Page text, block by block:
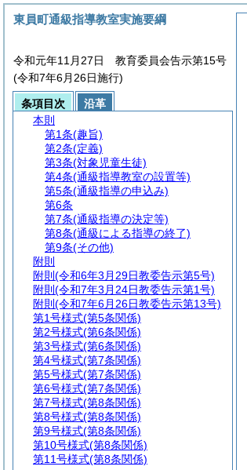
東員町通級指導教室実施要綱
令和元年11月27日 教育委員会告示第15号
(令和7年6月26日施行)
条項目次
沿革
本則
第1条(趣旨)
第2条(定義)
第3条(対象児童生徒)
第4条(通級指導教室の設置等)
第5条(通級指導の申込み)
第6条
第7条(通級指導の決定等)
第8条(通級による指導の終了)
第9条(その他)
附則
附則 (令和6年3月29日教委告示第5号)
附則 (令和7年3月24日教委告示第1号)
附則 (令和7年6月26日教委告示第13号)
第1号様式(第5条関係)
第2号様式(第6条関係)
第3号様式(第6条関係)
第4号様式(第7条関係)
第5号様式(第7条関係)
第6号様式(第7条関係)
第7号様式(第8条関係)
第8号様式(第8条関係)
第9号様式(第8条関係)
第10号様式(第8条関係)
第11号様式(第8条関係)